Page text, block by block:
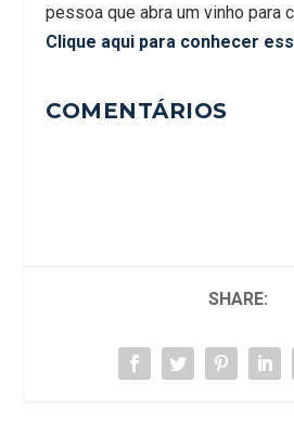
pessoa que abra um vinho para
Clique aqui para conhecer
COMENTÁRIOS
SHARE: